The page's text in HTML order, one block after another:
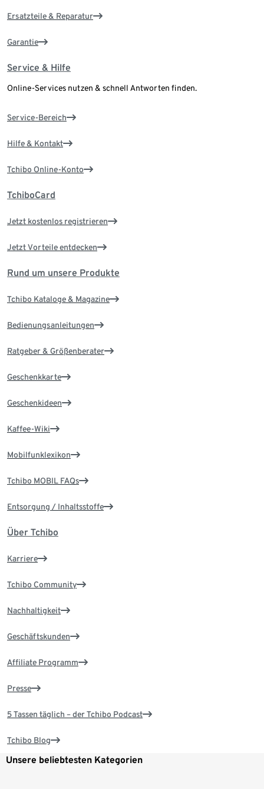
Ersatzteile & Reparatur
Garantie
Service & Hilfe
Online-Services nutzen & schnell Antworten finden.
Service-Bereich
Hilfe & Kontakt
Tchibo Online-Konto
TchiboCard
Jetzt kostenlos registrieren
Jetzt Vorteile entdecken
Rund um unsere Produkte
Tchibo Kataloge & Magazine
Bedienungsanleitungen
Ratgeber & Größenberater
Geschenkkarte
Geschenkideen
Kaffee-Wiki
Mobilfunklexikon
Tchibo MOBIL FAQs
Entsorgung / Inhaltsstoffe
Über Tchibo
Karriere
Tchibo Community
Nachhaltigkeit
Geschäftskunden
Affiliate Programm
Presse
5 Tassen täglich – der Tchibo Podcast
Tchibo Blog
Unsere beliebtesten Kategorien